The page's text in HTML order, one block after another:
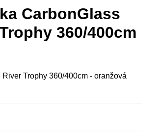
CarbonGlass
360/400cm
Trophy 360/400cm - oranžová